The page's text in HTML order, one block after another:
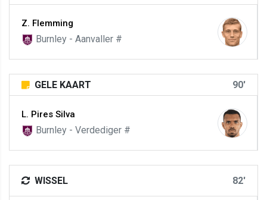
Z. Flemming
Burnley - Aanvaller #
GELE KAART 90'
L. Pires Silva
Burnley - Verdediger #
WISSEL 82'